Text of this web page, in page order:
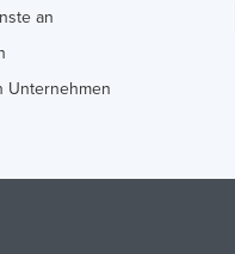
an
Unternehmen